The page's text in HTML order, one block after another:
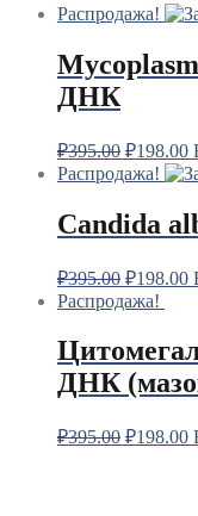
Распродажа!
ДНК
₽395.00 ₽198.00
Распродажа!
Candida
₽395.00 ₽198.00
Распродажа!
ДНК
₽395.00 ₽198.00